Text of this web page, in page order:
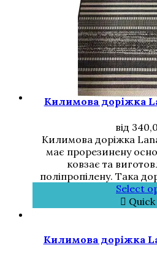
Килимова доріжка
від
Килимова доріжка
має прорезинену
ковзає та
поліпропілену. Така
Select
Килимова доріжка